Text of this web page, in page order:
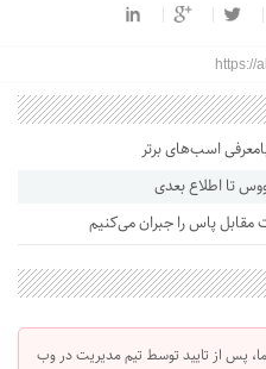
https://
اسب‌های برتر
تا اطلاع بعدی
پاس را جبران می‌کنیم
پس از تایید توسط تیم مدیریت در وب